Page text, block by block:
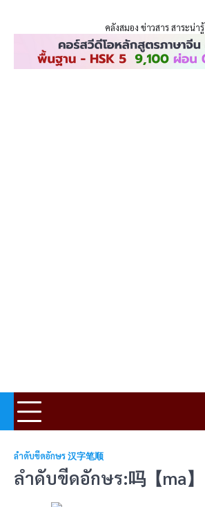
คลังสมอง ข่าวสาร สาระน่ารู้
ลำดับขีดอักษร 汉字笔顺
ลำดับขีดอักษร:吗【ma】